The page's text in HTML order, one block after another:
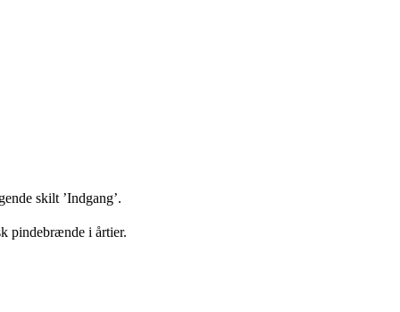
skilt ’Indgang’.
pindebrænde i årtier.